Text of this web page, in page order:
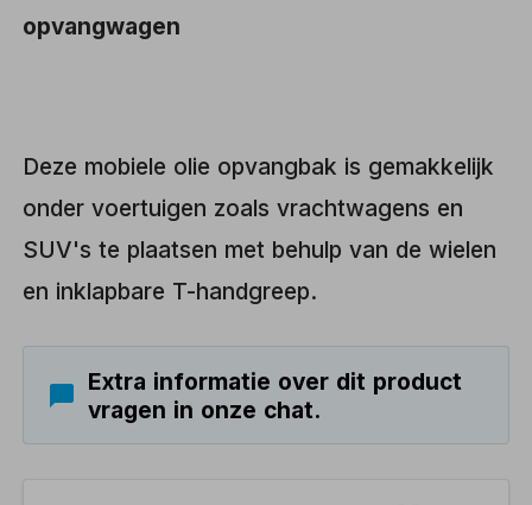
opvangwagen
Deze mobiele olie opvangbak is gemakkelijk
onder voertuigen zoals vrachtwagens en
SUV's te plaatsen met behulp van de wielen
en inklapbare T-handgreep.
Extra informatie over dit product
vragen in onze chat.